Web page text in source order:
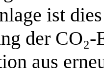
ist
der
aus